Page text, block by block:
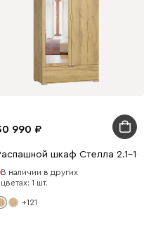
без зеркал
990
шкаф Стелла 2.1-
В наличии в других
цветах: 1 шт.
+121